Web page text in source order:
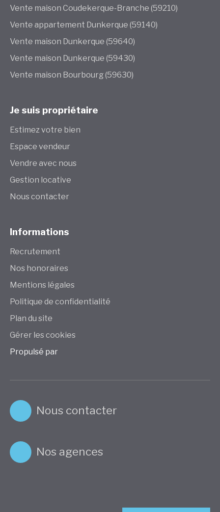
Vente maison Coudekerque-Branche (59210)
Vente appartement Dunkerque (59140)
Vente maison Dunkerque (59640)
Vente maison Dunkerque (59430)
Vente maison Bourbourg (59630)
Je suis propriétaire
Estimez votre bien
Espace vendeur
Vendre avec nous
Gestion locative
Nous contacter
Informations
Recrutement
Nos honoraires
Mentions légales
Politique de confidentialité
Plan du site
Gérer les cookies
Propulsé par
Nous contacter
Nos agences